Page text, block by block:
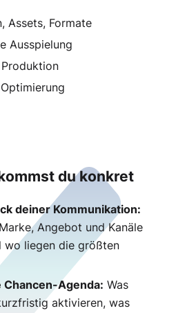
Assets, Formate
Ausspielung
du konkret
deiner Kommunikation:
Angebot und Kanäle
wo liegen die größten
Agenda: Was
aktivieren, was